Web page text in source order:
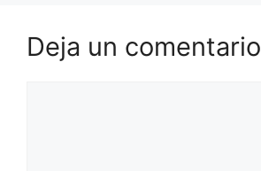
Deja un comentario